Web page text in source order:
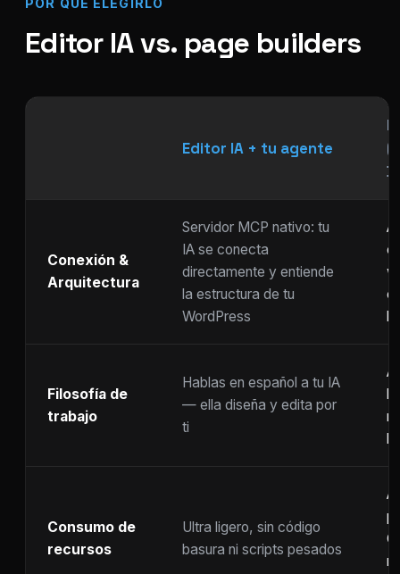
Editor IA vs. page builders
Editor IA + tu agente
Conexión &
Arquitectura
Servidor MCP nativo: tu
IA se conecta
directamente y entiende
la estructura de tu
WordPress
Filosofía de
trabajo
Hablas en español a tu IA
— ella diseña y edita por
ti
Consumo de
recursos
Ultra ligero, sin código
basura ni scripts pesados